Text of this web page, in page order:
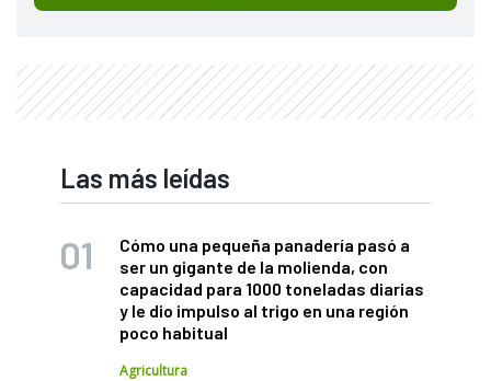
Las más leídas
Cómo una pequeña panadería pasó a
ser un gigante de la molienda, con
capacidad para 1000 toneladas diarias
y le dio impulso al trigo en una región
poco habitual
Agricultura